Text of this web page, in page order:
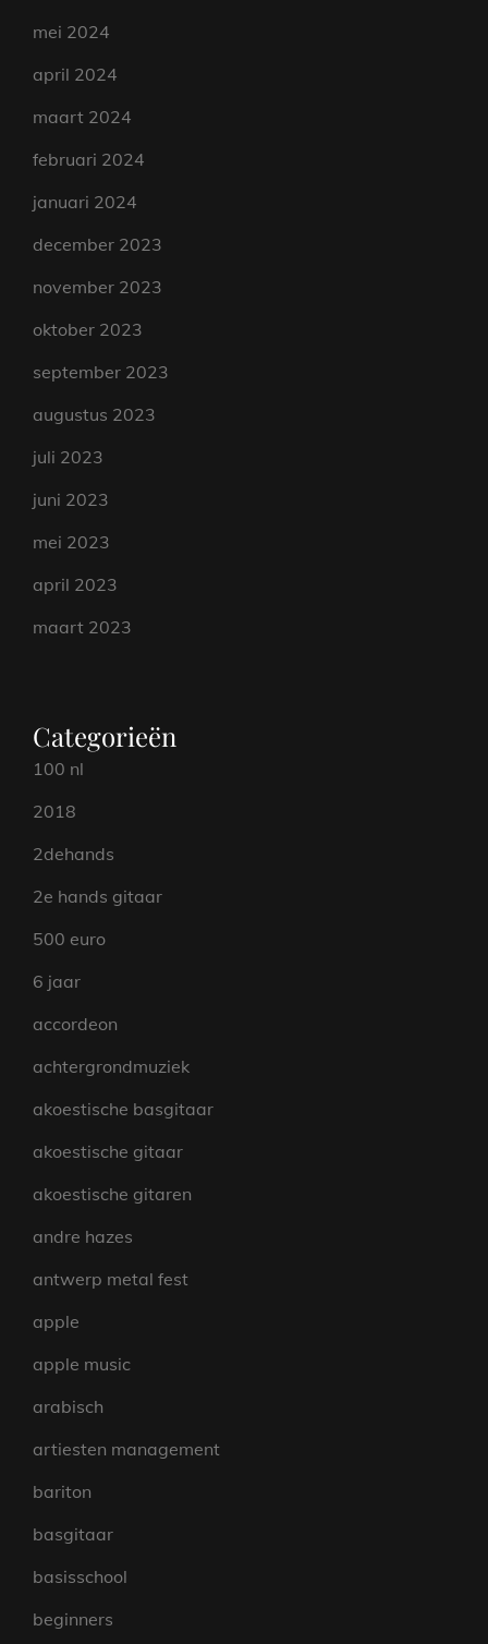
mei 2024
april 2024
maart 2024
februari 2024
januari 2024
december 2023
november 2023
oktober 2023
september 2023
augustus 2023
juli 2023
juni 2023
mei 2023
april 2023
maart 2023
Categorieën
100 nl
2018
2dehands
2e hands gitaar
500 euro
6 jaar
accordeon
achtergrondmuziek
akoestische basgitaar
akoestische gitaar
akoestische gitaren
andre hazes
antwerp metal fest
apple
apple music
arabisch
artiesten management
bariton
basgitaar
basisschool
beginners